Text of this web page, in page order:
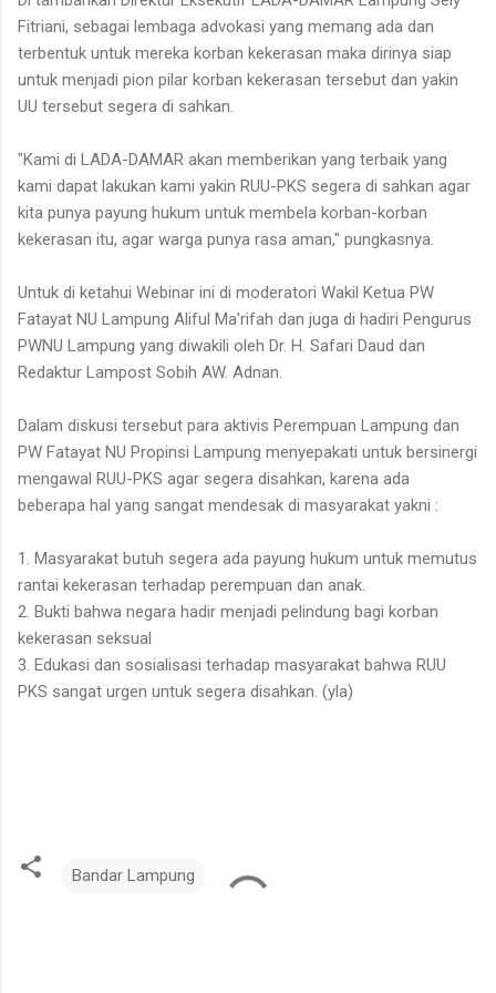
Fitriani, sebagai lembaga advokasi yang memang ada dan
terbentuk untuk mereka korban kekerasan maka dirinya siap
untuk menjadi pion pilar korban kekerasan tersebut dan yakin
UU tersebut segera di sahkan.
"Kami di LADA-DAMAR akan memberikan yang terbaik yang
kami dapat lakukan kami yakin RUU-PKS segera di sahkan agar
kita punya payung hukum untuk membela korban-korban
kekerasan itu, agar warga punya rasa aman," pungkasnya.
Untuk di ketahui Webinar ini di moderatori Wakil Ketua PW
Fatayat NU Lampung Aliful Ma'rifah dan juga di hadiri Pengurus
PWNU Lampung yang diwakili oleh Dr. H. Safari Daud dan
Redaktur Lampost Sobih AW. Adnan.
Dalam diskusi tersebut para aktivis Perempuan Lampung dan
PW Fatayat NU Propinsi Lampung menyepakati untuk bersinergi
mengawal RUU-PKS agar segera disahkan, karena ada
beberapa hal yang sangat mendesak di masyarakat yakni :
1. Masyarakat butuh segera ada payung hukum untuk memutus
rantai kekerasan terhadap perempuan dan anak.
2. Bukti bahwa negara hadir menjadi pelindung bagi korban
kekerasan seksual
3. Edukasi dan sosialisasi terhadap masyarakat bahwa RUU
PKS sangat urgen untuk segera disahkan. (yla)
Bandar Lampung